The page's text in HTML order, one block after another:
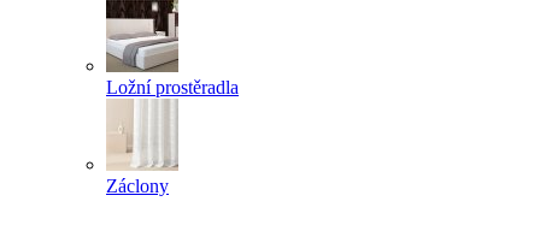
Ložní prostěradla
Záclony